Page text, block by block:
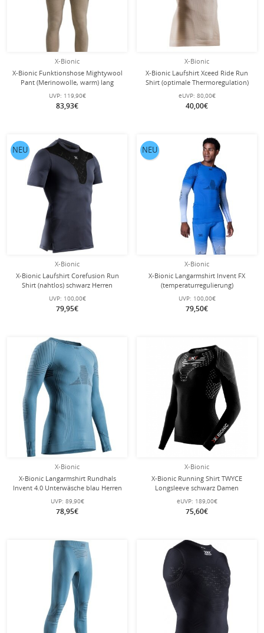
X-Bionic
X-Bionic Funktionshose Mightywool
Pant (Merinowolle, warm) lang
UVP: 119,90€
83,93€
X-Bionic
X-Bionic Laufshirt Xceed Ride Run
Shirt (optimale Thermoregulation)
eUVP: 80,00€
40,00€
X-Bionic
X-Bionic Laufshirt Corefusion Run
Shirt (nahtlos) schwarz Herren
UVP: 100,00€
79,95€
NEU
X-Bionic
X-Bionic Langarmshirt Invent FX
(temperaturregulierung)
UVP: 100,00€
79,50€
NEU
X-Bionic
X-Bionic Langarmshirt Rundhals
Invent 4.0 Unterwäsche blau Herren
UVP: 89,90€
78,95€
X-Bionic
X-Bionic Running Shirt TWYCE
Longsleeve schwarz Damen
eUVP: 189,00€
75,60€